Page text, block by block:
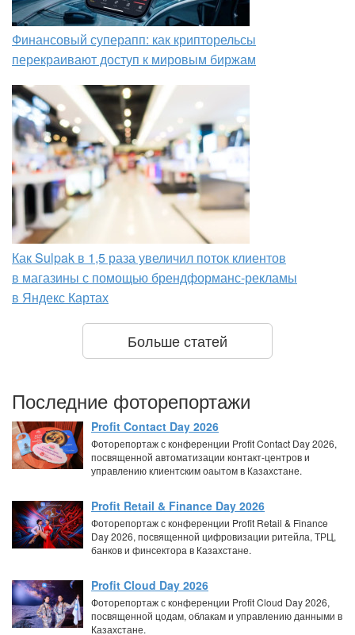
Финансовый суперапп: как крипторельсы
перекраивают доступ к мировым биржам
Как Sulpak в 1,5 раза увеличил поток клиентов
в магазины с помощью брендформанс-рекламы
в Яндекс Картах
Больше статей
Последние фоторепортажи
Profit Contact Day 2026
Фоторепортаж с конференции Profit Contact Day 2026,
посвященной автоматизации контакт-центров и
управлению клиентским оаытом в Казахстане.
Profit Retail & Finance Day 2026
Фоторепортаж с конференции Profit Retail & Finance
Day 2026, посвященной цифровизации ритейла, ТРЦ,
банков и финсектора в Казахстане.
Profit Cloud Day 2026
Фоторепортаж с конференции Profit Cloud Day 2026,
посвященной цодам, облакам и управлению данными в
Казахстане.